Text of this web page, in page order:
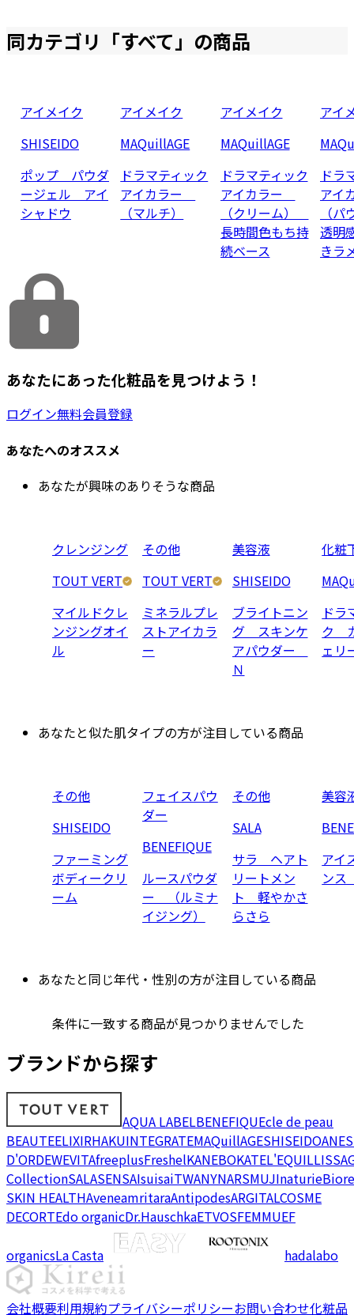
同カテゴリ「すべて」の商品
アイメイク
SHISEIDO
ポップ パウダ
ージェル アイ
シャドウ
アイメイク
MAQuillAGE
ドラマティック
アイカラー
（マルチ）
アイメイク
MAQuillAGE
ドラマティック
アイカラー
（クリーム）
長時間色もち持
続ベース
アイ
ドラ
ア
（
透明
きラ
あなたにあった化粧品を見つけよう！
ログイン無料会員登録
あなたへのオススメ
あなたが興味のありそうな商品
クレンジング
TOUT VERT
マイルドクレ
ンジングオイ
ル
その他
TOUT VERT
ミネラルプレ
ストアイカラ
ー
美容液
SHISEIDO
ブライトニン
グ スキンケ
アパウダー
Ｎ
化粧
ドラ
ク
ェ
あなたと似た肌タイプの方が注目している商品
その他
SHISEIDO
ファーミング
ボディークリ
ーム
フェイスパウ
ダー
BENEFIQUE
ルースパウダ
ー （ルミナ
イジング）
その他
SALA
サラ ヘアト
リートメン
ト 軽やかさ
らさら
美容
アイ
ン
あなたと同じ年代・性別の方が注目している商品
条件に一致する商品が見つかりませんでした
ブランドから探す
AQUA LABELBENEFIQUEcle de peau
BEAUTEELIXIRHAKUINTEGRATEMAQuillAGESHISEIDO
D'ORDEWEVITAfreeplusFreshelKANEBOKATEL'EQUIL
CollectionSALASENSAIsuisaiTWANYNARSMUJInaturieBiore
SKIN HEALTHAveneamritaraAntipodesARGITALCOSME
DECORTEdo organicDr.HauschkaETVOSFEMMUEF
organicsLa Casta hadalabo
会社概要利用規約プライバシーポリシーお問い合わせ化粧品